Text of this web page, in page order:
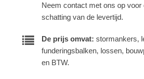
Neem contact met ons op voor
schatting van de levertijd.
De prijs omvat: stormankers,
funderingsbalken, lossen,
en BTW.